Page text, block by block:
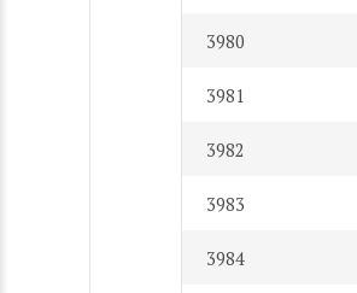
3980
3981
3982
3983
3984